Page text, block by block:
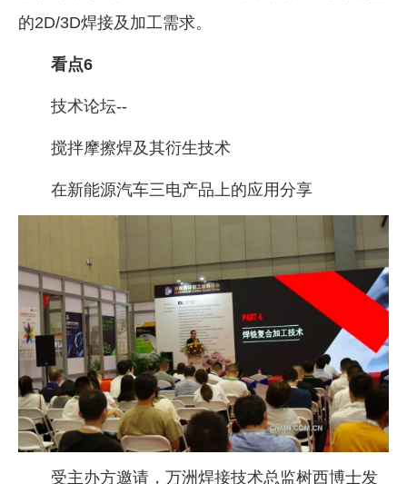
的2D/3D焊接及加工需求。
看点6
技术论坛--
搅拌摩擦焊及其衍生技术
在新能源汽车三电产品上的应用分享
受主办方邀请，万洲焊接技术总监树西博士发